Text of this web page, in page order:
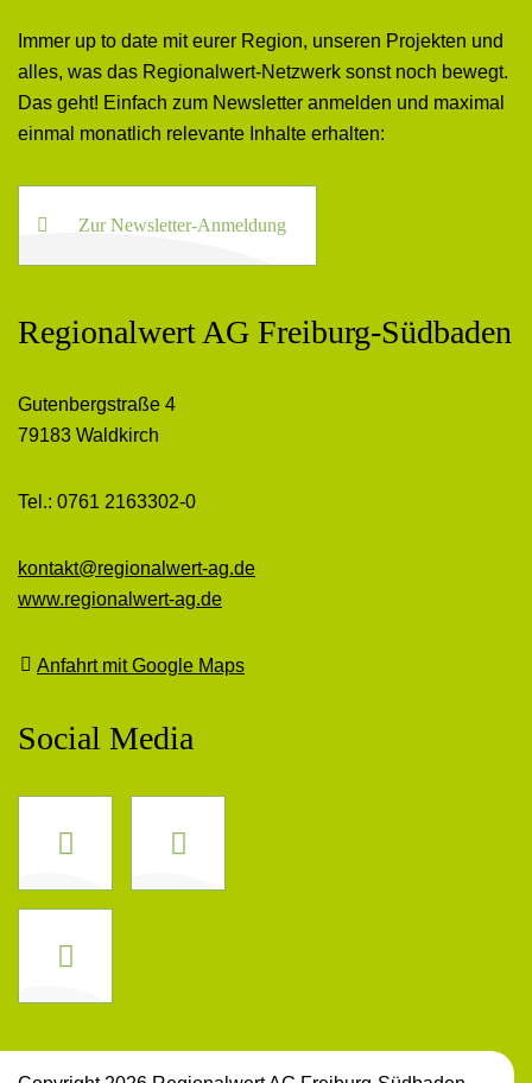
Immer up to date mit eurer Region, unseren Projekten und
alles, was das Regionalwert-Netzwerk sonst noch bewegt.
Das geht! Einfach zum Newsletter anmelden und maximal
einmal monatlich relevante Inhalte erhalten:
Zur Newsletter-Anmeldung
Regionalwert AG Freiburg-Südbaden
Gutenbergstraße 4
79183 Waldkirch
Tel.: 0761 2163302-0
kontakt@regionalwert-ag.de
www.regionalwert-ag.de
Anfahrt mit Google Maps
Social Media